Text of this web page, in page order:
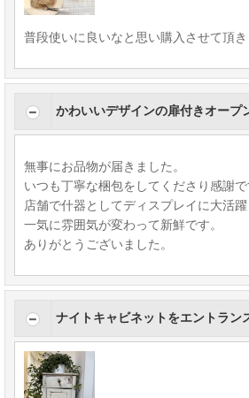
普段使いに良いなと思い購入させて頂
かわいいデザインの扉付きオープ
無事にお品物が届きました。
いつも丁寧な梱包をしてくださり感謝で
店舗で什器としてディスプレイに大活躍
一気に雰囲気が変わって新鮮です。
ありがとうございました。
ナイトキャビネットをエントラン